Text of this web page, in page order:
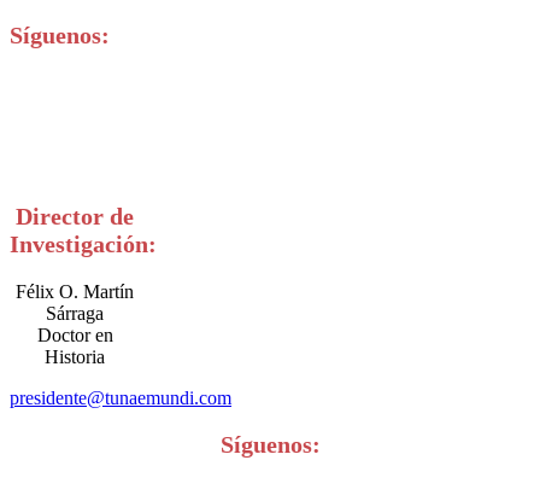
Síguenos:
Director de
Investigación:
Félix O. Martín
Sárraga
Doctor en
Historia
presidente@tunaemundi.com
Síguenos: